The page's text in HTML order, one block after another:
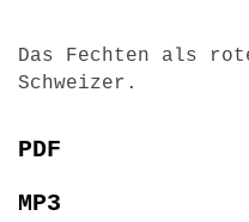
Das Fechten als
Schweizer.
PDF
MP3